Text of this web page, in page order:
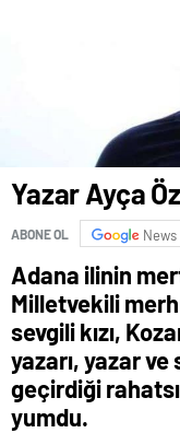
Yazar Ayça
ABONE OL News
Adana ilinin
Milletvekili
sevgili kızı,
yazarı, yazar
geçirdiği
yumdu.